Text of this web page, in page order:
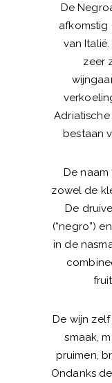
De
afkomstig
van
zeer
bestaan
De naam
zowel de
De
(“negro”)
in de
De wijn
smaak,
pruimen,
Ondanks